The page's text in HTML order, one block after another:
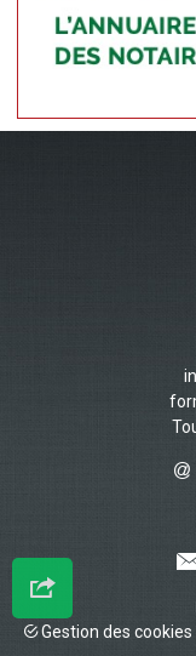
Gestion des